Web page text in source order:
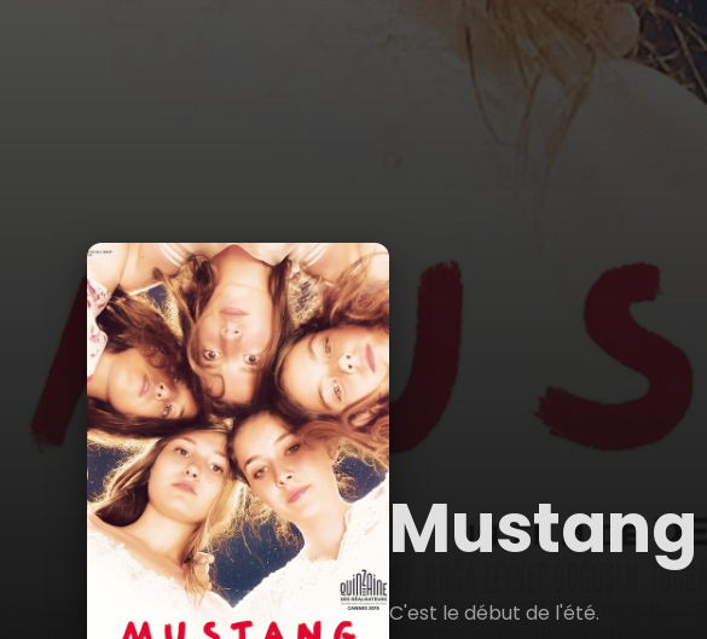
Mustang
C'est le début de l'été.